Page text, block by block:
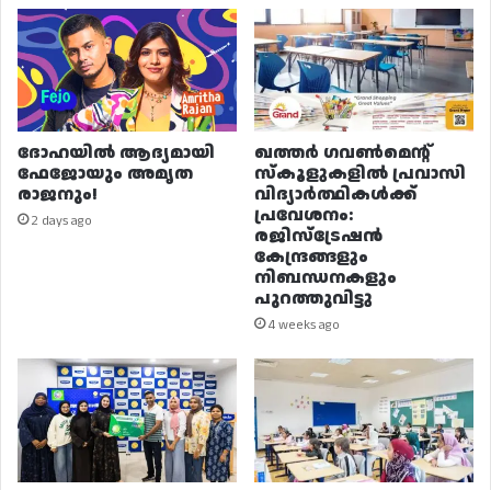
ദോഹയിൽ ആദ്യമായി
ഫേജോയും അമൃത
രാജനും!
2 days ago
ഖത്തർ ഗവൺമെന്റ്
സ്കൂളുകളിൽ പ്രവാസി
വിദ്യാർത്ഥികൾക്ക്
പ്രവേശനം:
രജിസ്ട്രേഷൻ
കേന്ദ്രങ്ങളും
നിബന്ധനകളും
പുറത്തുവിട്ടു
4 weeks ago